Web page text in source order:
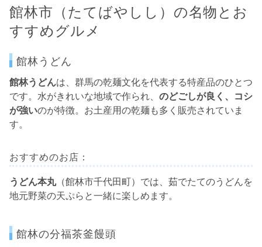
館林市（たてばやしし）の名物とお
すすめグルメ
館林うどん
館林うどんは、群馬の乾麺文化を代表する特産品のひとつ
です。水がきれいな地域で作られ、 のどごしが良く、コシ
が強いのが特徴。お土産用の乾麺も多く販売されていま
す。
おすすめのお店：
うどん本丸（館林市千代田町）では、茹でたてのうどんを
地元野菜の天ぷらと一緒に楽しめます。
館林の分福茶釜饅頭